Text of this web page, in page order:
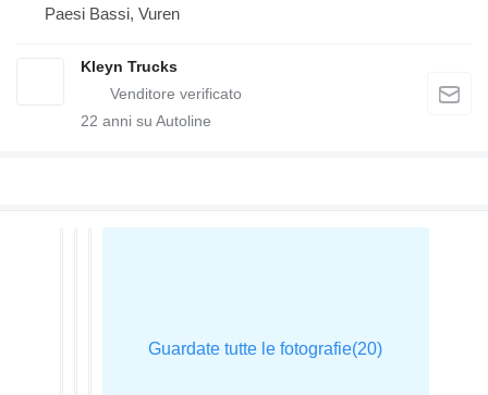
Paesi Bassi, Vuren
Kleyn Trucks
22 anni su Autoline